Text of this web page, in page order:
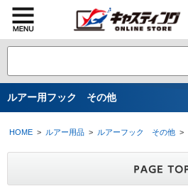
ルアー用フック その他
HOME > ルアー用品 > ルアーフック その他 >